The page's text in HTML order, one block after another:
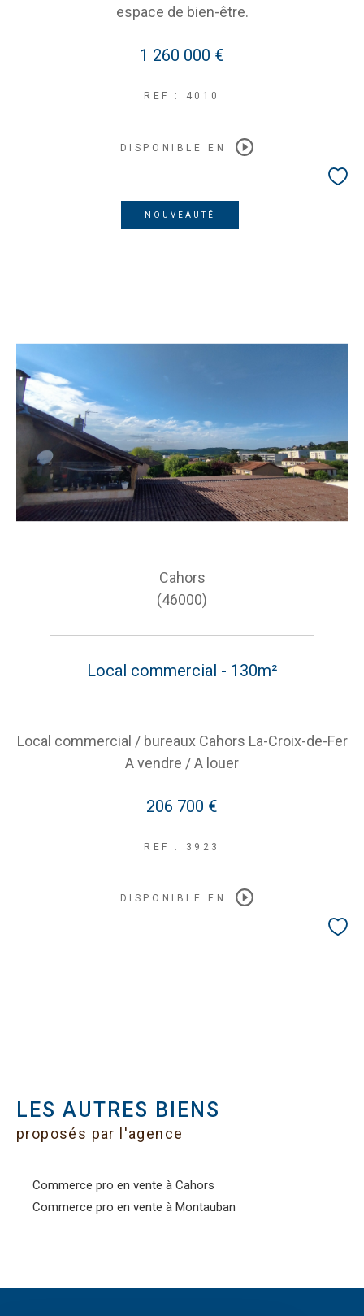
espace de bien-être.
1 260 000 €
REF : 4010
DISPONIBLE EN
NOUVEAUTÉ
Cahors
(46000)
Local commercial - 130m²
Local commercial / bureaux Cahors La-Croix-de-Fer
A vendre / A louer
206 700 €
REF : 3923
DISPONIBLE EN
LES AUTRES BIENS
proposés par l'agence
Commerce pro en vente à Cahors
Commerce pro en vente à Montauban